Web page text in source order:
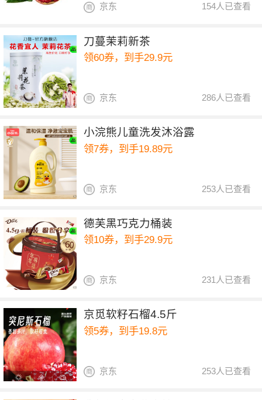
154人已查看
京东
刀蔓茉莉新茶
领60券，到手29.9元
286人已查看
京东
小浣熊儿童洗发沐浴露
领7券，到手19.89元
253人已查看
京东
德芙黑巧克力桶装
领10券，到手29.9元
231人已查看
京东
京觅软籽石榴4.5斤
领5券，到手19.8元
253人已查看
京东